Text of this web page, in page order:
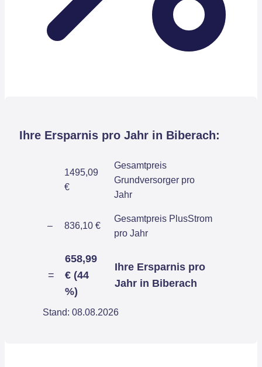
Ihre Ersparnis pro Jahr in Biberach:
1495,09
€
Gesamtpreis
Grundversorger pro
Jahr
– 836,10 €
Gesamtpreis PlusStrom
pro Jahr
=
658,99
€ (44
%)
Ihre Ersparnis pro
Jahr in Biberach
Stand: 08.08.2026